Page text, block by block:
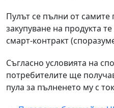
Пулът се пълни от самите
закупуване на продукта
смарт-контракт
Съгласно условията на
потребителите ще
пула за пълненето му с